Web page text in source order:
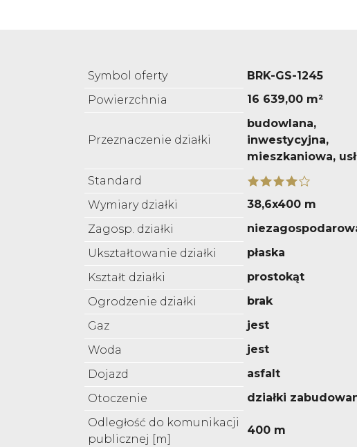
Symbol oferty
BRK-GS-1245
Powierzchnia
16 639,00 m²
Przeznaczenie działki
budowlana,
inwestycyjna,
mieszkaniowa,
Standard
Wymiary działki
38,6x400 m
Zagosp. działki
Ukształtowanie działki
płaska
Kształt działki
prostokąt
Ogrodzenie działki
brak
Gaz
jest
Woda
jest
Dojazd
asfalt
Otoczenie
działki
Odległość do komunikacji
publicznej [m]
400 m